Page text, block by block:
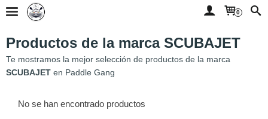
0
Productos de la marca SCUBAJET
Te mostramos la mejor selección de productos de la marca
SCUBAJET en Paddle Gang
No se han encontrado productos